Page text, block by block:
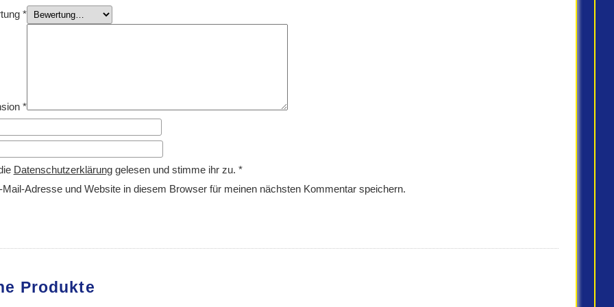
*
*
Datenschutzerklärunggelesen und stimme ihr zu. *
Mail-Adresse und Website in diesem Browser für meinen nächsten Kommentar speichern.
Produkte